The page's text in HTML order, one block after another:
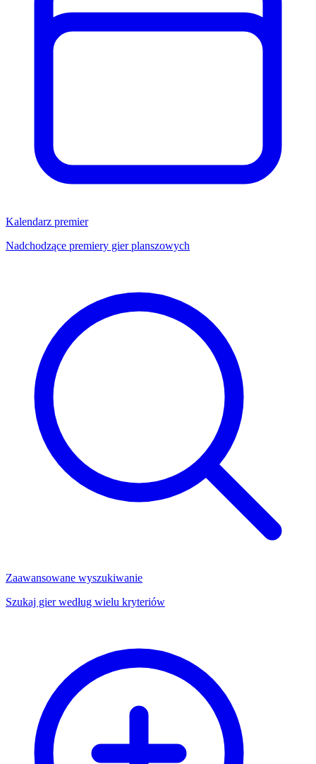
Kalendarz premier
Nadchodzące premiery gier planszowych
Zaawansowane wyszukiwanie
Szukaj gier według wielu kryteriów